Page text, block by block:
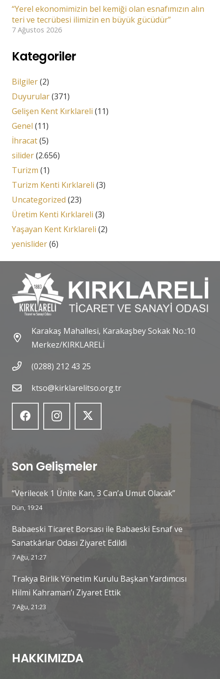
“Yerel ekonomimizin bel kemiği olan esnafımızın alın
teri ve tecrübesi ilimizin en büyük gücüdür”
7 Ağustos 2026
Kategoriler
Bilgiler(2)
Duyurular(371)
Gelişen Kent Kırklareli (11)
Genel (11)
İhracat(5)
silider(2.656)
Turizm (1)
Turizm Kenti Kırklareli (3)
Uncategorized (23)
Üretim Kenti Kırklareli (3)
Yaşayan Kent Kırklareli (2)
yenislider(6)
Karakaş Mahallesi, Karakaşbey Sokak No.:10
Merkez/KIRKLARELİ
(0288) 212 43 25
ktso@kirklarelitso.org.tr
Son Gelişmeler
“Verilecek 1 Ünite Kan, 3 Can’a Umut Olacak”
Dün, 19:24
Babaeski Ticaret Borsası ile Babaeski Esnaf ve
Sanatkârlar Odası Ziyaret Edildi
7 Ağu, 21:27
Trakya Birlik Yönetim Kurulu Başkan Yardımcısı
Hilmi Kahraman’ı Ziyaret Ettik
7 Ağu, 21:23
HAKKIMIZDA